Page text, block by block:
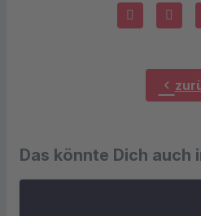
chevron_left
Das könnte Dich auch